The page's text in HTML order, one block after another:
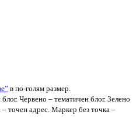
в по-голям размер.
Червено – тематичен блог. Зелено
точен адрес. Маркер без точка –